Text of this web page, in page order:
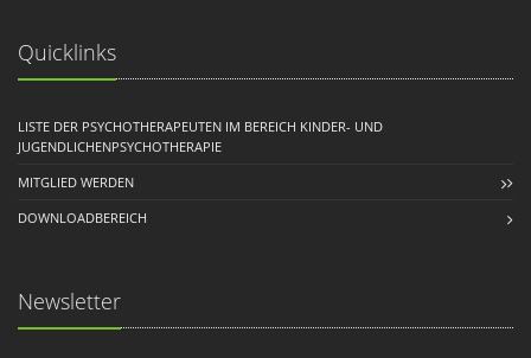
Quicklinks
LISTE DER PSYCHOTHERAPEUTEN IM BEREICH KINDER- UND
JUGENDLICHENPSYCHOTHERAPIE
MITGLIED WERDEN
DOWNLOADBEREICH
Newsletter